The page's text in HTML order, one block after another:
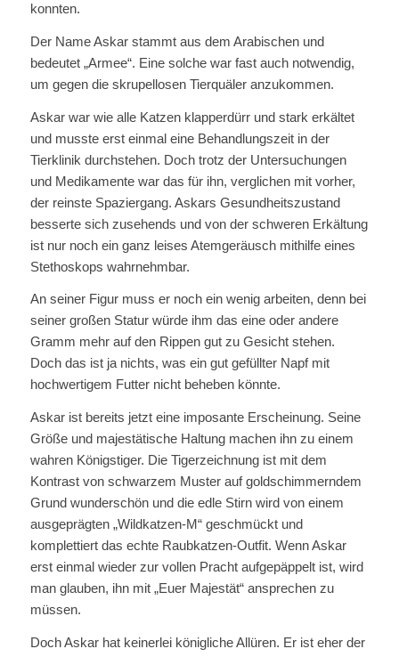
konnten.
Der Name Askar stammt aus dem Arabischen und
bedeutet „Armee“. Eine solche war fast auch notwendig,
um gegen die skrupellosen Tierquäler anzukommen.
Askar war wie alle Katzen klapperdürr und stark erkältet
und musste erst einmal eine Behandlungszeit in der
Tierklinik durchstehen. Doch trotz der Untersuchungen
und Medikamente war das für ihn, verglichen mit vorher,
der reinste Spaziergang. Askars Gesundheitszustand
besserte sich zusehends und von der schweren Erkältung
ist nur noch ein ganz leises Atemgeräusch mithilfe eines
Stethoskops wahrnehmbar.
An seiner Figur muss er noch ein wenig arbeiten, denn bei
seiner großen Statur würde ihm das eine oder andere
Gramm mehr auf den Rippen gut zu Gesicht stehen.
Doch das ist ja nichts, was ein gut gefüllter Napf mit
hochwertigem Futter nicht beheben könnte.
Askar ist bereits jetzt eine imposante Erscheinung. Seine
Größe und majestätische Haltung machen ihn zu einem
wahren Königstiger. Die Tigerzeichnung ist mit dem
Kontrast von schwarzem Muster auf goldschimmerndem
Grund wunderschön und die edle Stirn wird von einem
ausgeprägten „Wildkatzen-M“ geschmückt und
komplettiert das echte Raubkatzen-Outfit. Wenn Askar
erst einmal wieder zur vollen Pracht aufgepäppelt ist, wird
man glauben, ihn mit „Euer Majestät“ ansprechen zu
müssen.
Doch Askar hat keinerlei königliche Allüren. Er ist eher der